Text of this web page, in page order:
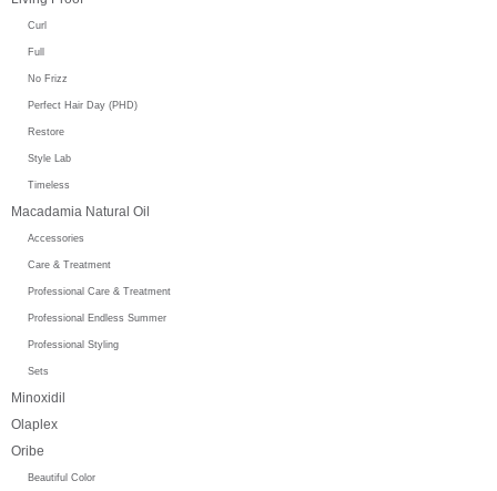
Curl
Full
No Frizz
Perfect Hair Day (PHD)
Restore
Style Lab
Timeless
Macadamia Natural Oil
Accessories
Care & Treatment
Professional Care & Treatment
Professional Endless Summer
Professional Styling
Sets
Minoxidil
Olaplex
Oribe
Beautiful Color